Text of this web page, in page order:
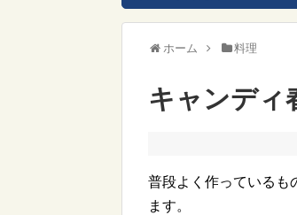
ホーム 料理
キャンディ
普段よく作っているも
ます。